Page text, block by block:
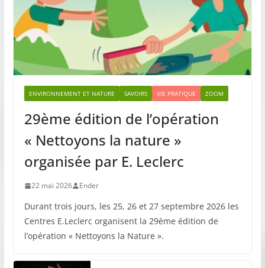
ENVIRONNEMENT ET NATURE SAVOIRS VIE PRATIQUE ZOOM
29ème édition de l’opération
« Nettoyons la nature »
organisée par E. Leclerc
22 mai 2026 Ender
Durant trois jours, les 25, 26 et 27 septembre 2026 les
Centres E.Leclerc organisent la 29ème édition de
l’opération « Nettoyons la Nature ».